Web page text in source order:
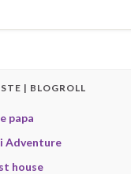
| BLOGROLL
papa
Adventure
house